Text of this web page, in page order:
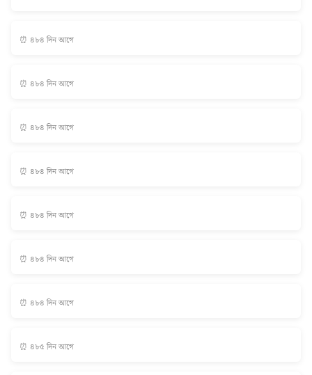
⏰ ৪৮৪ দিন আগে
⏰ ৪৮৪ দিন আগে
⏰ ৪৮৪ দিন আগে
⏰ ৪৮৪ দিন আগে
⏰ ৪৮৪ দিন আগে
⏰ ৪৮৪ দিন আগে
⏰ ৪৮৪ দিন আগে
⏰ ৪৮৫ দিন আগে